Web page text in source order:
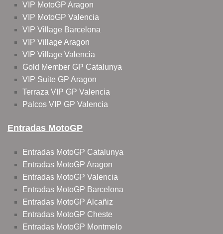
VIP MotoGP Aragon
VIP MotoGP Valencia
VIP Village Barcelona
VIP Village Aragon
VIP Village Valencia
Gold Member GP Catalunya
VIP Suite GP Aragon
Terraza VIP GP Valencia
Palcos VIP GP Valencia
Entradas MotoGP
Entradas MotoGP Catalunya
Entradas MotoGP Aragon
Entradas MotoGP Valencia
Entradas MotoGP Barcelona
Entradas MotoGP Alcañiz
Entradas MotoGP Cheste
Entradas MotoGP Montmelo